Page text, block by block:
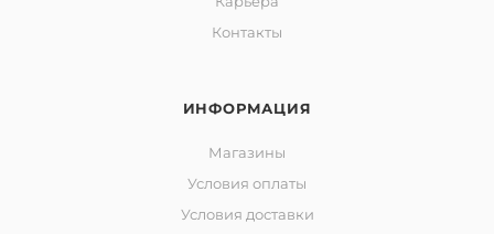
Контакты
ИНФОРМАЦИЯ
Магазины
Условия оплаты
Условия доставки